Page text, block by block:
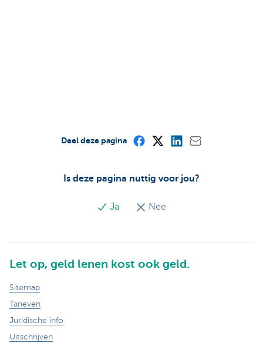
Is deze pagina nuttig voor jou?
Ja Nee
Deel deze pagina
Let op, geld lenen kost ook geld.
Sitemap
Tarieven
Juridische info
Uitschrijven